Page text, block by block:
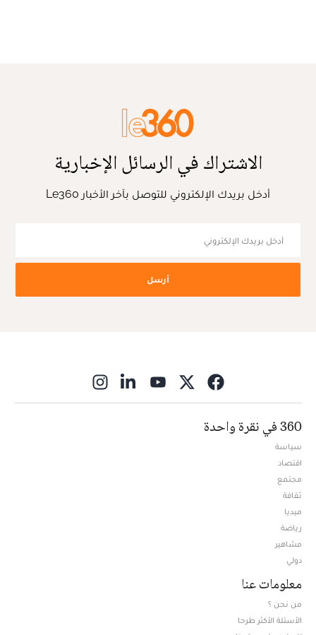
الاشتراك في الرسائل الإخبارية
أدخل بريدك الإلكتروني للتوصل بآخر الأخبار Le360
أرسل
360 في نقرة واحدة
سياسة
اقتصاد
مجتمع
ثقافة
ميديا
رياضة
مشاهير
دولي
معلومات عنا
من نحن ؟
الأسئلة الأكثر طرحا